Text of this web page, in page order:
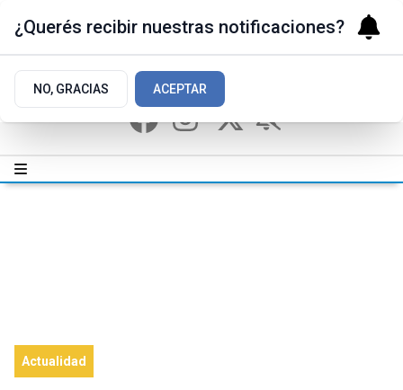
Actualidad
¿Querés recibir nuestras notificaciones?
NO, GRACIAS ACEPTAR